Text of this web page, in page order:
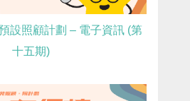
設照顧計劃 – 電子資訊 (第
十五期)